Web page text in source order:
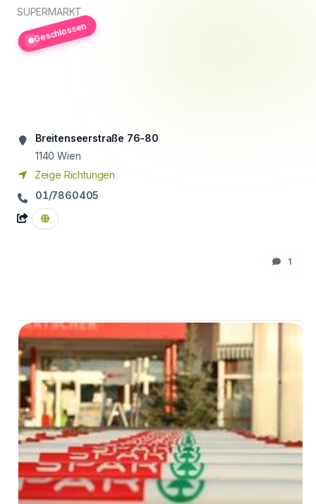
SUPERMARKT
Geschlossen
Breitenseerstraße 76-80
1140 Wien
Zeige Richtungen
01/7860405
1